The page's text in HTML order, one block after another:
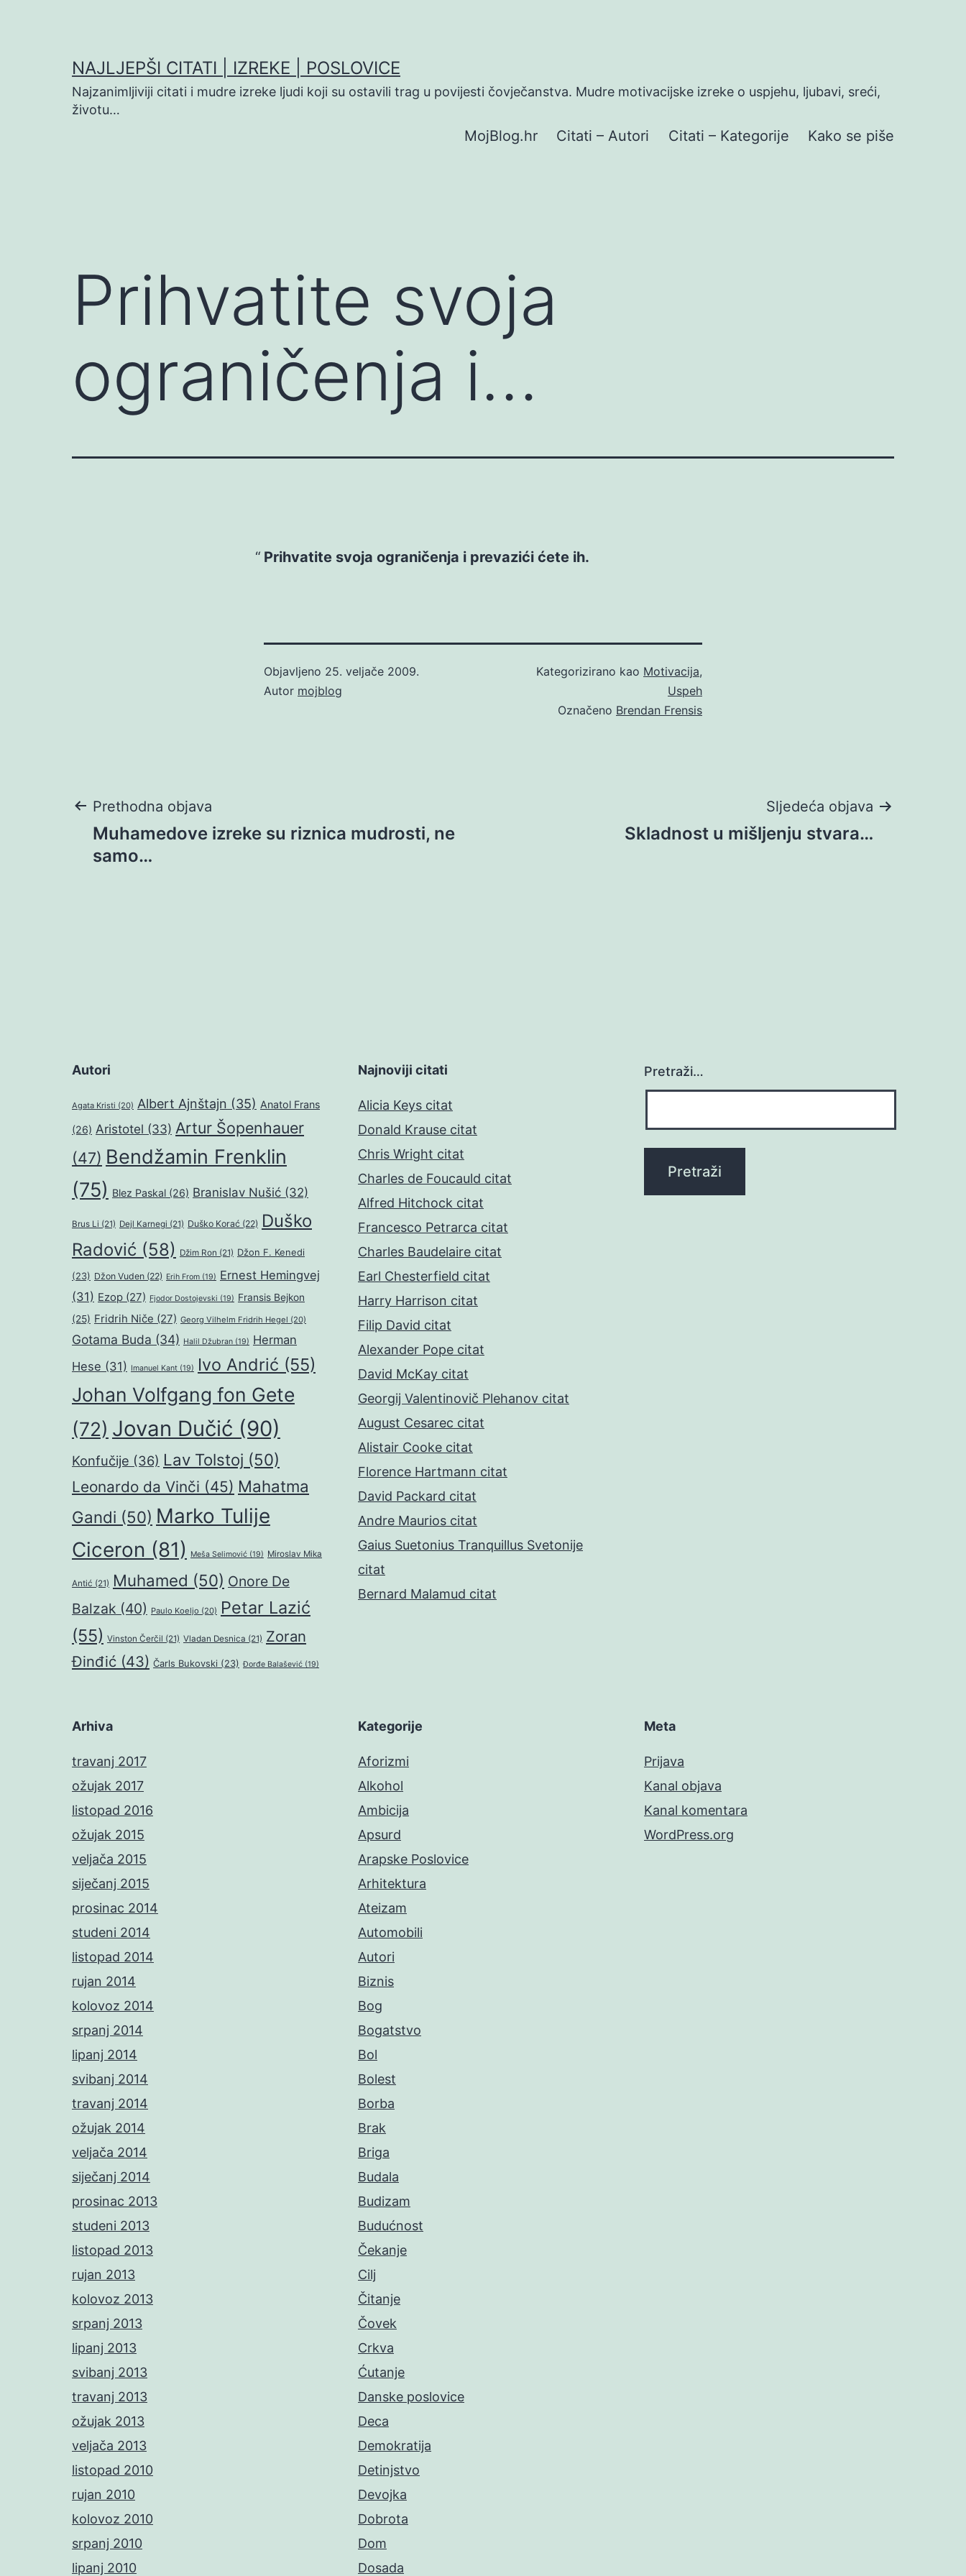
NAJLJEPŠI CITATI | IZREKE | POSLOVICE
Najzanimljiviji citati i mudre izreke ljudi koji su ostavili trag u povijesti čovječanstva. Mudre motivacijske izreke o uspjehu, ljubavi, sreći,
životu…
MojBlog.hr Citati – Autori Citati – Kategorije Kako se piše
Prihvatite svoja
ograničenja i…
Prihvatite svoja ograničenja i prevazići ćete ih.
Objavljeno 25. veljače 2009.
Autor mojblog
Kategorizirano kao Motivacija,
Uspeh
Označeno Brendan Frensis
Navigacija
objava
Prethodna objava
Muhamedove izreke su riznica mudrosti, ne
samo…
Sljedeća objava
Skladnost u mišljenju stvara…
Autori
Agata Kristi (20) Albert Ajnštajn (35) Anatol Frans
(26) Aristotel (33) Artur Šopenhauer
(47) Bendžamin Frenklin
(75) Blez Paskal (26) Branislav Nušić (32)
Brus Li (21) Dejl Karnegi (21) Duško Korać (22) Duško
Radović (58) Džim Ron (21) Džon F. Kenedi
(23) Džon Vuden (22) Erih From (19) Ernest Hemingvej
(31) Ezop (27) Fjodor Dostojevski (19) Fransis Bejkon
(25) Fridrih Niče (27) Georg Vilhelm Fridrih Hegel (20)
Gotama Buda (34) Halil Džubran (19) Herman
Hese (31) Imanuel Kant (19) Ivo Andrić (55)
Johan Volfgang fon Gete
(72) Jovan Dučić (90)
Konfučije (36) Lav Tolstoj (50)
Leonardo da Vinči (45) Mahatma
Gandi (50) Marko Tulije
Ciceron (81) Meša Selimović (19) Miroslav Mika
Antić (21) Muhamed (50) Onore De
Balzak (40) Paulo Koeljo (20) Petar Lazić
(55) Vinston Čerčil (21) Vladan Desnica (21) Zoran
Đinđić (43) Čarls Bukovski (23) Đorđe Balašević (19)
Najnoviji citati
Alicia Keys citat
Donald Krause citat
Chris Wright citat
Charles de Foucauld citat
Alfred Hitchock citat
Francesco Petrarca citat
Charles Baudelaire citat
Earl Chesterfield citat
Harry Harrison citat
Filip David citat
Alexander Pope citat
David McKay citat
Georgij Valentinovič Plehanov citat
August Cesarec citat
Alistair Cooke citat
Florence Hartmann citat
David Packard citat
Andre Maurios citat
Gaius Suetonius Tranquillus Svetonije
citat
Bernard Malamud citat
Pretraži…
Arhiva
travanj 2017
ožujak 2017
listopad 2016
ožujak 2015
veljača 2015
siječanj 2015
prosinac 2014
studeni 2014
listopad 2014
rujan 2014
kolovoz 2014
srpanj 2014
lipanj 2014
svibanj 2014
travanj 2014
ožujak 2014
veljača 2014
siječanj 2014
prosinac 2013
studeni 2013
listopad 2013
rujan 2013
kolovoz 2013
srpanj 2013
lipanj 2013
svibanj 2013
travanj 2013
ožujak 2013
veljača 2013
listopad 2010
rujan 2010
kolovoz 2010
srpanj 2010
lipanj 2010
Kategorije
Aforizmi
Alkohol
Ambicija
Apsurd
Arapske Poslovice
Arhitektura
Ateizam
Automobili
Autori
Biznis
Bog
Bogatstvo
Bol
Bolest
Borba
Brak
Briga
Budala
Budizam
Budućnost
Čekanje
Cilj
Čitanje
Čovek
Crkva
Ćutanje
Danske poslovice
Deca
Demokratija
Detinjstvo
Devojka
Dobrota
Dom
Dosada
Meta
Prijava
Kanal objava
Kanal komentara
WordPress.org